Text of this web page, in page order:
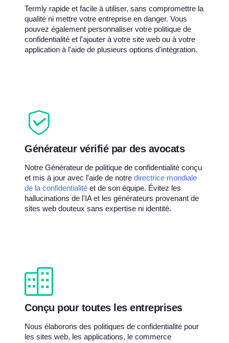
Termly rapide et facile à utiliser, sans compromettre la
qualité ni mettre votre entreprise en danger. Vous
pouvez également personnaliser votre politique de
confidentialité et l'ajouter à votre site web ou à votre
application à l'aide de plusieurs options d'intégration.
Générateur vérifié par des avocats
Notre Générateur de politique de confidentialité conçu
et mis à jour avec l'aide de notre directrice mondiale
de la confidentialité et de son équipe. Évitez les
hallucinations de l'IA et les générateurs provenant de
sites web douteux sans expertise ni identité.
Conçu pour toutes les entreprises
Nous élaborons des politiques de confidentialité pour
les sites web, les applications, le commerce